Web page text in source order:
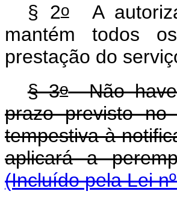
§ 2oA
mantém todos
prestação do
§ 3oNão
prazo previsto
tempestiva à
aplicará a
(Incluído pela Lei